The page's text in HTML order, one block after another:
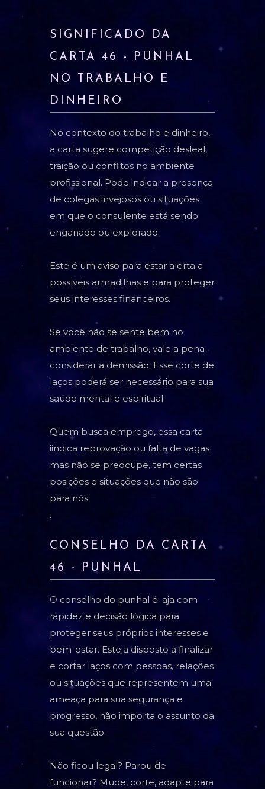
SIGNIFICADO DA
CARTA 46 - PUNHAL
NO TRABALHO E
DINHEIRO
No contexto do trabalho e dinheiro,
a carta sugere competição desleal,
traição ou conflitos no ambiente
profissional. Pode indicar a presença
de colegas invejosos ou situações
em que o consulente está sendo
enganado ou explorado.
Este é um aviso para estar alerta a
possíveis armadilhas e para proteger
seus interesses financeiros.
Se você não se sente bem no
ambiente de trabalho, vale a pena
considerar a demissão. Esse corte de
laços poderá ser necessário para sua
saúde mental e espiritual.
Quem busca emprego, essa carta
iindica reprovação ou falta de vagas
mas não se preocupe, tem certas
posições e situações que não são
para nós.
.
CONSELHO DA CARTA
46 - PUNHAL
O conselho do punhal é: aja com
rapidez e decisão lógica para
proteger seus próprios interesses e
bem-estar. Esteja disposto a finalizar
e cortar laços com pessoas, relações
ou situações que representem uma
ameaça para sua segurança e
progresso, não importa o assunto da
sua questão.
Não ficou legal? Parou de
funcionar? Mude, corte, adapte para